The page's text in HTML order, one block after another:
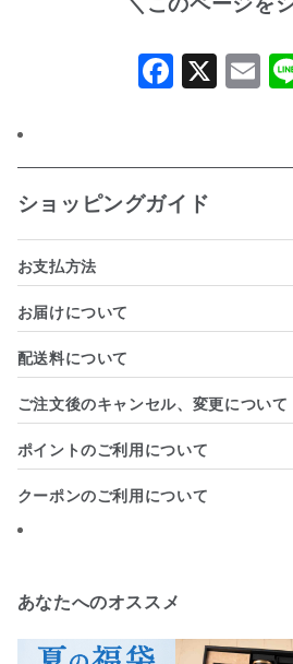
X
ショッピングガイド
お支払方法
お届けについて
配送料について
ご注文後のキャンセル、変更について
ポイントのご利用について
クーポンのご利用について
あなたへのオススメ